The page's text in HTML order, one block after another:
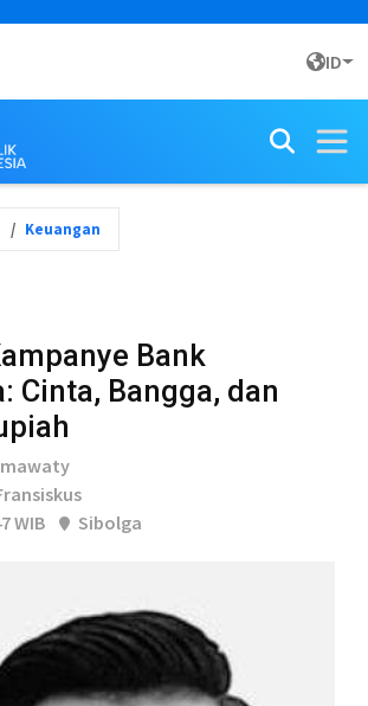
ID
Keuangan
Bank
Cinta, Bangga, dan
WIB
Sibolga